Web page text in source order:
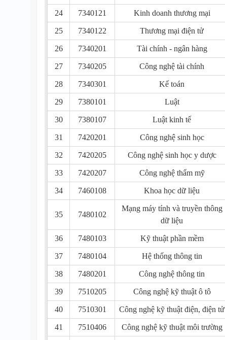
24 7340121 Kinh doanh thương mại
25 7340122 Thương mại điện tử
26 7340201 Tài chính - ngân hàng
27 7340205 Công nghệ tài chính
28 7340301 Kế toán
29 7380101 Luật
30 7380107 Luật kinh tế
31 7420201 Công nghệ sinh học
32 7420205 Công nghệ sinh học y dược
33 7420207 Công nghệ thẩm mỹ
34 7460108 Khoa học dữ liệu
35 7480102
Mạng máy tính và truyền thông
dữ liệu
36 7480103 Kỹ thuật phần mềm
37 7480104 Hệ thống thông tin
38 7480201 Công nghệ thông tin
39 7510205 Công nghệ kỹ thuật ô tô
40 7510301 Công nghệ kỹ thuật điện, điện tử
41 7510406 Công nghệ kỹ thuật môi trường